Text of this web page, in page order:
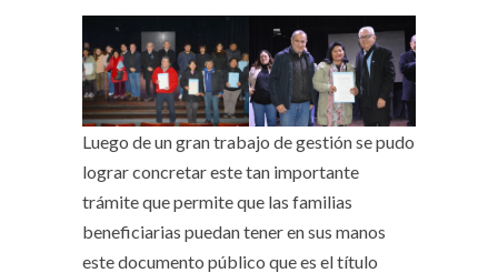
Luego de un gran trabajo de gestión se pudo
lograr concretar este tan importante
trámite que permite que las familias
beneficiarias puedan tener en sus manos
este documento público que es el título